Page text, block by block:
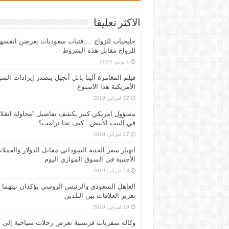
الاكثر تعليقا
خليجيات للزواج … فتيات سعوديات يعرضن
للزواج مقابل هذه الشروط
1 يونيو، 2023
فيلم المغامرة أليتا‭ ‬باتل أنجيل يتصدر إيرادات
الأمريكية هذا الاسبوع
17 فبراير، 2019
مسؤول امريكي كبير يكشف تفاصيل “محاولة
في البيت الأبيض.. كيف نجا ترامب؟
17 فبراير، 2019
انهيار سعر الجنيه السوداني مقابل الدولار
الأجنبية في السوق الموازي اليوم
18 فبراير، 2019
العاهل السعودي والرئيس الروسي يؤكدان نيتهما
تعزيز العلاقات بين البلدين
19 فبراير، 2019
وكالة سفريات فرنسية تعرض رحلات سياحية إلى